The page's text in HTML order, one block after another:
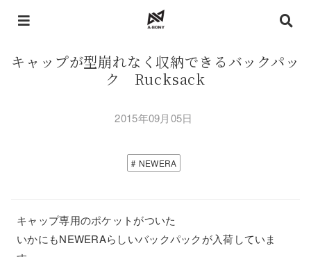
キャップが型崩れなく収納できるバックパッ
ク Rucksack
2015年09月05日
NEWERA
キャップ専用のポケットがついた
いかにもNEWERAらしいバックパックが入荷していま